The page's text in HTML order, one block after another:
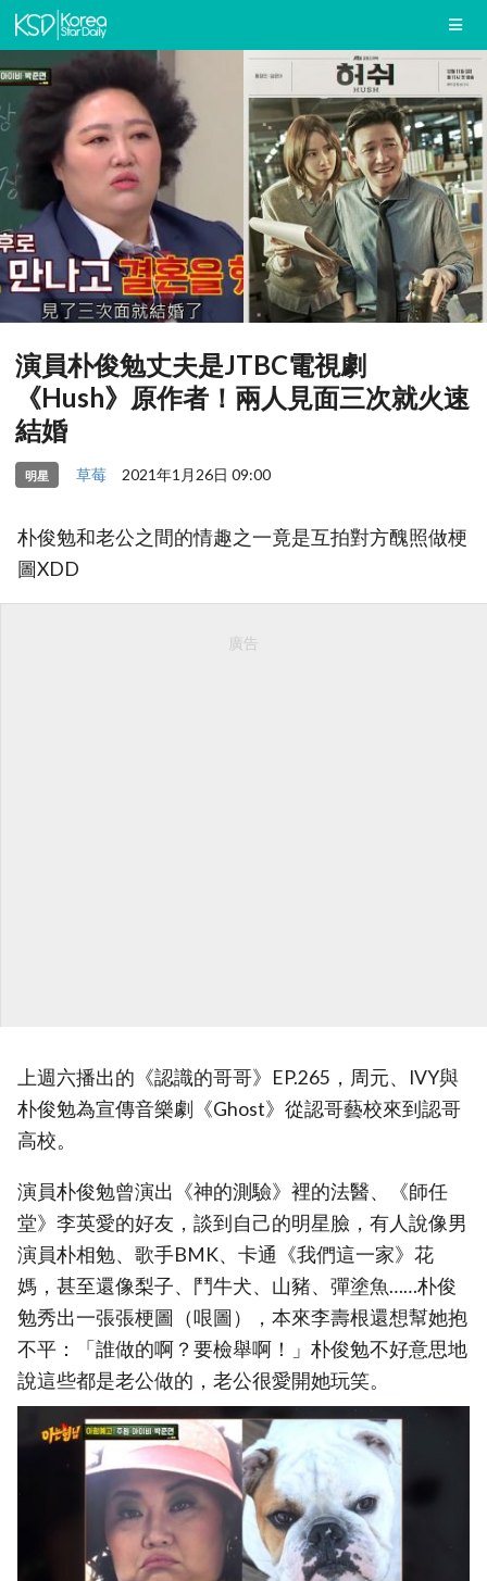
演員朴俊勉丈夫是JTBC電視劇
《Hush》原作者！兩人見面三次就火速
結婚
明星 草莓 2021年1月26日 09:00
朴俊勉和老公之間的情趣之一竟是互拍對方醜照做梗
圖XDD
廣告
上週六播出的《認識的哥哥》EP.265，周元、IVY與
朴俊勉為宣傳音樂劇《Ghost》從認哥藝校來到認哥
高校。
演員朴俊勉曾演出《神的測驗》裡的法醫、《師任
堂》李英愛的好友，談到自己的明星臉，有人說像男
演員朴相勉、歌手BMK、卡通《我們這一家》花
媽，甚至還像梨子、鬥牛犬、山豬、彈塗魚……朴俊
勉秀出一張張梗圖（哏圖），本來李壽根還想幫她抱
不平：「誰做的啊？要檢舉啊！」朴俊勉不好意思地
說這些都是老公做的，老公很愛開她玩笑。